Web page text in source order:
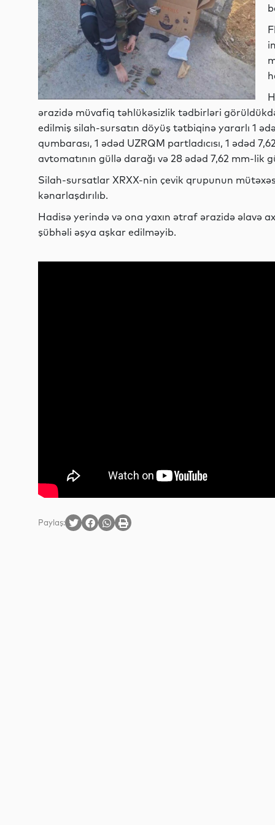
ərazidə müvafiq təhlükəsizlik tədbirləri
edilmiş silah-sursatın döyüş tətbiqinə yararlı 1
qumbarası, 1 ədəd UZRQM partladıcısı, 1 ədəd
avtomatının güllə darağı və 28 ədəd 7,62 mm-lik
Silah-sursatlar XRXX-nin çevik qrupunun
kənarlaşdırılıb.
Hadisə yerində və ona yaxın ətraf ərazidə əlavə
şübhəli əşya aşkar edilməyib.
Paylaş: